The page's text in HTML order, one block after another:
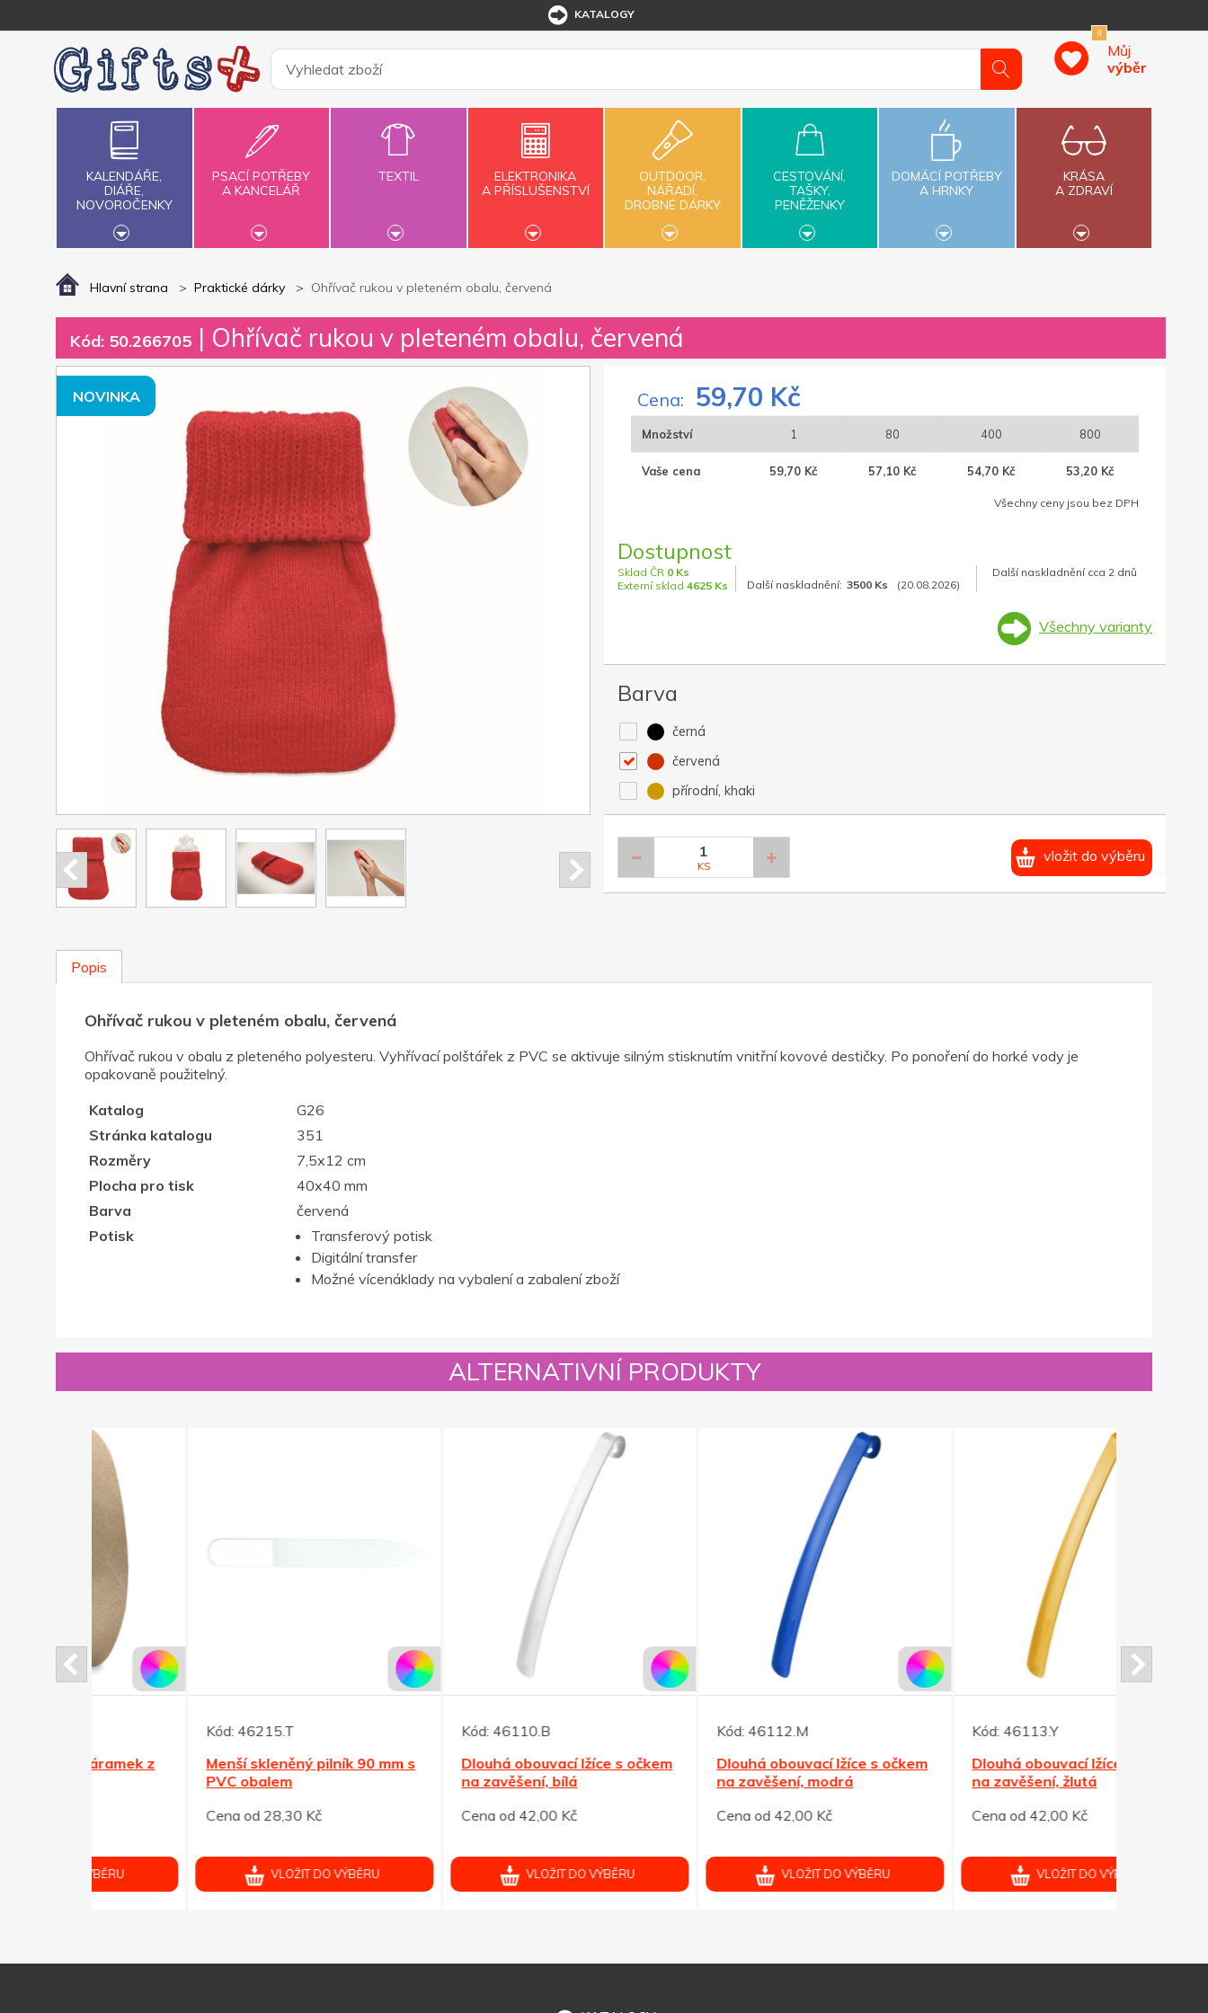
KATALOGY
0
Můj
výběr
KALENDÁŘE,
DIÁŘE,
NOVOROČENKY
PSACÍ POTŘEBY
A KANCELÁŘ
TEXTIL
ELEKTRONIKA
A PŘÍSLUŠENSTVÍ
OUTDOOR,
NÁŘADÍ,
DROBNÉ DÁRKY
CESTOVÁNÍ,
TAŠKY,
PENĚŽENKY
DOMÁCÍ POTŘEBY
A HRNKY
KRÁSA
A ZDRAVÍ
Hlavní strana Praktické dárky Ohřívač rukou v pleteném obalu, červená
Kód: 50.266705 | Ohřívač rukou v pleteném obalu, červená
NOVINKA Cena: 59,70 Kč
Množství 1 80 400 800
Vaše cena 59,70 Kč 57,10 Kč 54,70 Kč 53,20 Kč
Všechny ceny jsou bez DPH
Dostupnost
Sklad ČR 0 Ks
Externí sklad 4625 Ks Další naskladnění: 3500 Ks (20.08.2026)
Další naskladnění cca 2 dnů
Všechny varianty
Barva
černá
červená
přírodní, khaki
KS
vložit do výběru
Popis
Ohřívač rukou v pleteném obalu, červená
Ohřívač rukou v obalu z pleteného polyesteru. Vyhřívací polštářek z PVC se aktivuje silným stisknutím vnitřní kovové destičky. Po ponoření do horké vody je
opakovaně použitelný.
Katalog
G26
Stránka katalogu
351
Rozměry
7,5x12 cm
Plocha pro tisk
40x40 mm
Barva
červená
Potisk
Transferový potisk
Digitální transfer
Možné vícenáklady na vybalení a zabalení zboží
ALTERNATIVNÍ PRODUKTY
Menší skleněný pilník 90 mm s
Cena od 28,30 Kč
VLOŽIT DO VÝBĚRU
Dlouhá obouvací lžíce s očkem
na zavěšení, bílá
Cena od 42,00 Kč
VLOŽIT DO VÝBĚRU
Dlouhá obouvací lžíce s očkem
na zavěšení, modrá
Cena od 42,00 Kč
VLOŽIT DO VÝBĚRU
Dlouhá obouvací lžíce s očkem
na zavěšení, žlutá
Cena od 42,00 Kč
VLOŽIT DO VÝBĚRU